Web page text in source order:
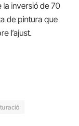
la inversió de 70
de pintura que
l’ajust.